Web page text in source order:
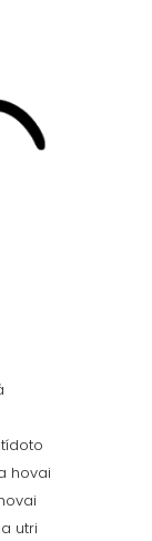
hovai
utri